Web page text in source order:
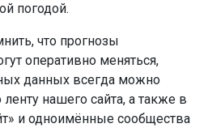
погодой.
что прогнозы
оперативно меняться,
данных всегда можно
нашего сайта, а также в
и одноимённые сообщества